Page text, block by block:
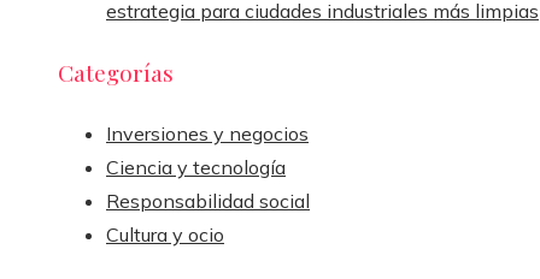
estrategia para ciudades industriales más limpias
Categorías
Inversiones y negocios
Ciencia y tecnología
Responsabilidad social
Cultura y ocio